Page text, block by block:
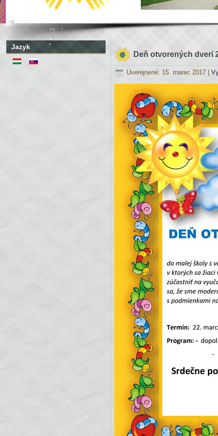
Jazyk
Deň otvorených dverí
Uverejnené: 15. marec 2017